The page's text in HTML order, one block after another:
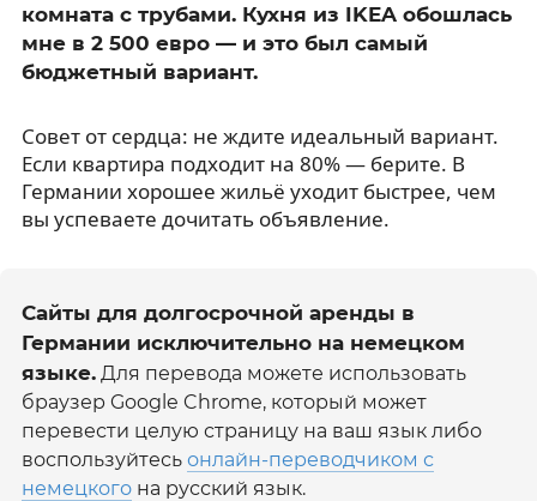
комната с трубами. Кухня из IKEA обошлась
мне в 2 500 евро — и это был самый
бюджетный вариант.
Совет от сердца: не ждите идеальный вариант.
Если квартира подходит на 80% — берите. В
Германии хорошее жильё уходит быстрее, чем
вы успеваете дочитать объявление.
Сайты для долгосрочной аренды в
Германии исключительно на немецком
языке.Для перевода можете использовать
браузер Google Chrome, который может
перевести целую страницу на ваш язык либо
воспользуйтесь онлайн-переводчиком с
немецкогона русский язык.